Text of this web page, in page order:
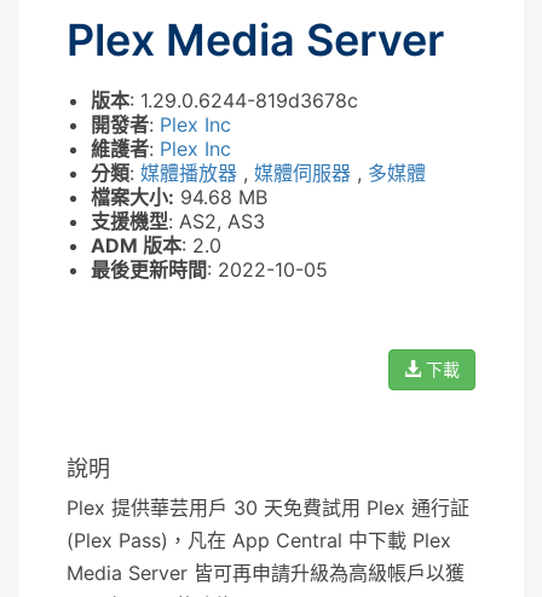
Plex Media Server
版本: 1.29.0.6244-819d3678c
開發者: Plex Inc
維護者: Plex Inc
分類: 媒體播放器 , 媒體伺服器 , 多媒體
檔案大小: 94.68 MB
支援機型: AS2, AS3
ADM 版本: 2.0
最後更新時間: 2022-10-05
下載
說明
Plex 提供華芸用戶 30 天免費試用 Plex 通行証
(Plex Pass)，凡在 App Central 中下載 Plex
Media Server 皆可再申請升級為高級帳戶以獲